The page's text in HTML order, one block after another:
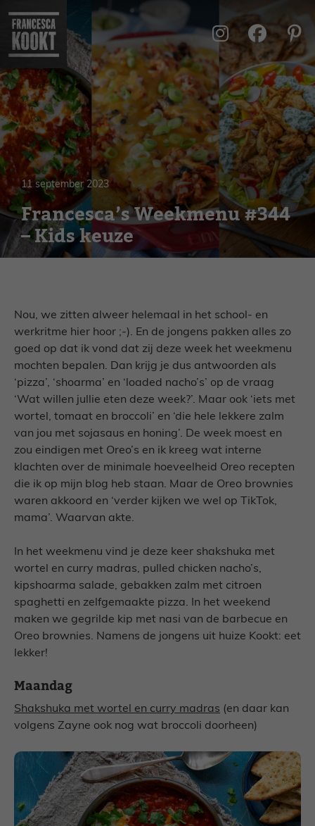
naar
inhoud
11 september 2023
Francesca’s Weekmenu #344
– Kids keuze
Nou, we zitten alweer helemaal in het school- en
werkritme hier hoor ;-). En de jongens pakken alles zo
goed op dat ik vond dat zij deze week het weekmenu
mochten bepalen. Dan krijg je dus antwoorden als
‘pizza’, ‘shoarma’ en ‘loaded nacho’s’ op de vraag
‘Wat willen jullie eten deze week?’. Maar ook ‘iets met
wortel, tomaat en broccoli’ en ‘die hele lekkere zalm
van jou met sojasaus en honing’. De week moest en
zou eindigen met Oreo’s en ik kreeg wat interne
klachten over de minimale hoeveelheid Oreo recepten
die ik op mijn blog heb staan. Maar de Oreo brownies
waren akkoord en ‘verder kijken we wel op TikTok,
mama’. Waarvan akte.
In het weekmenu vind je deze keer shakshuka met
wortel en curry madras, pulled chicken nacho’s,
kipshoarma salade, gebakken zalm met citroen
spaghetti en zelfgemaakte pizza. In het weekend
maken we gegrilde kip met nasi van de barbecue en
Oreo brownies. Namens de jongens uit huize Kookt: eet
lekker!
Maandag
Shakshuka met wortel en curry madras (en daar kan
volgens Zayne ook nog wat broccoli doorheen)